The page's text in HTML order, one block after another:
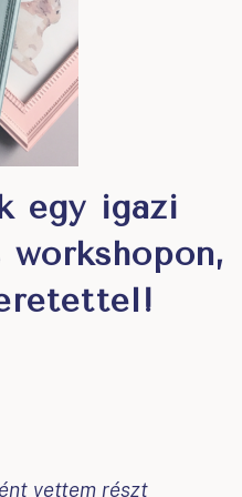
egy igazi
vettem részt